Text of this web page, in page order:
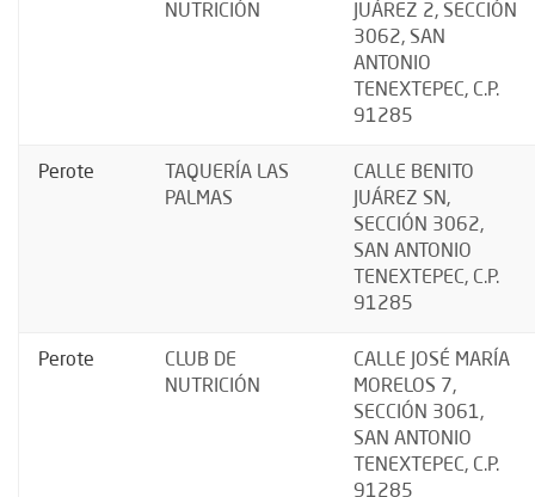
NUTRICIÓN
JUÁREZ 2, SECCIÓN
3062, SAN
ANTONIO
TENEXTEPEC, C.P.
91285
Perote
TAQUERÍA LAS
PALMAS
CALLE BENITO
JUÁREZ SN,
SECCIÓN 3062,
SAN ANTONIO
TENEXTEPEC, C.P.
91285
Perote
CLUB DE
NUTRICIÓN
CALLE JOSÉ MARÍA
MORELOS 7,
SECCIÓN 3061,
SAN ANTONIO
TENEXTEPEC, C.P.
91285